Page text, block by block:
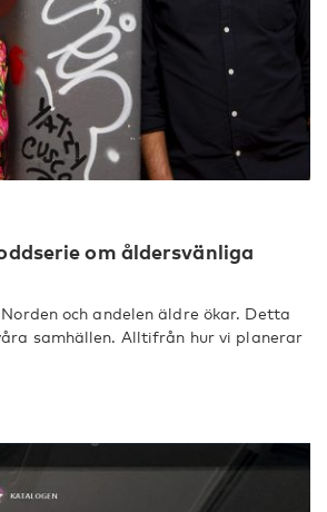
om åldersvänliga
och andelen äldre ökar. Detta
samhällen. Alltifrån hur vi planerar